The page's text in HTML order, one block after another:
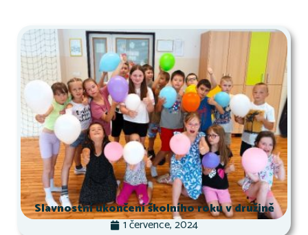
Slavnostní ukončení školního roku v družině
1 července, 2024